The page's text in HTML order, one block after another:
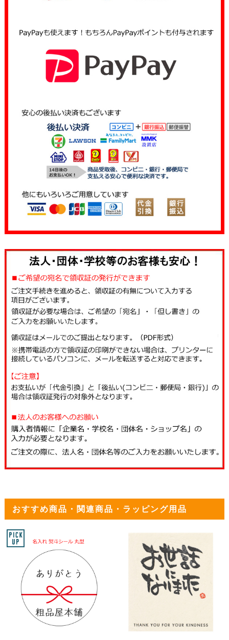
おすすめ商品・関連商品・ラッピング用品